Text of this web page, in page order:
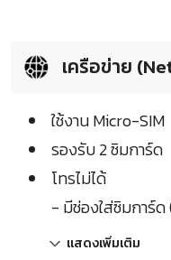
เครือข่าย
ใช้งาน Micro-SIM
รองรับ 2 ซิมการ์ด
โทรไม่ได้
- มีช่องใส่ซิมการ์ด
แสดงเพิ่มเติม